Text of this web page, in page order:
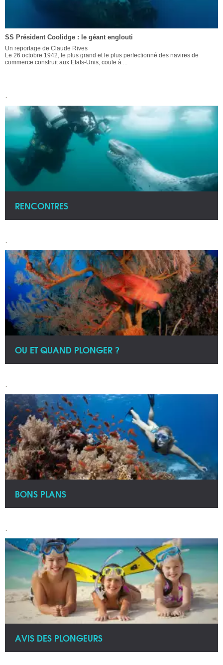
SS Président Coolidge : le géant englouti
Un reportage de Claude Rives
Le 26 octobre 1942, le plus grand et le plus perfectionné des navires de
commerce construit aux Etats-Unis, coule à ...
.
RENCONTRES
.
OU ET QUAND PLONGER ?
.
BONS PLANS
.
AVIS DES PLONGEURS